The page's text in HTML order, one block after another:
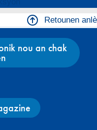
Retounen anlè
nou an chak